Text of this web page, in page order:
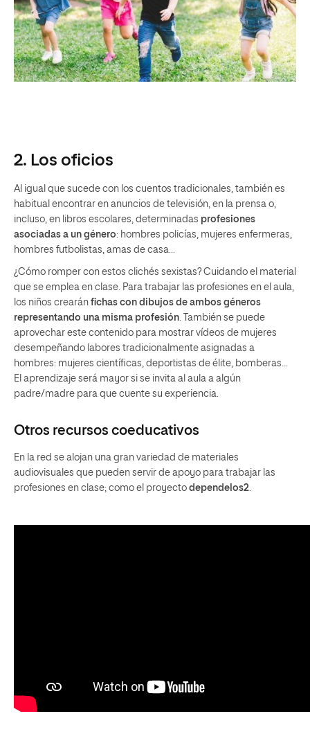
2. Los oficios
Al igual que sucede con los cuentos tradicionales, también es
habitual encontrar en anuncios de televisión, en la prensa o,
incluso, en libros escolares, determinadas profesiones
asociadas a un género: hombres policías, mujeres enfermeras,
hombres futbolistas, amas de casa…
¿Cómo romper con estos clichés sexistas? Cuidando el material
que se emplea en clase. Para trabajar las profesiones en el aula,
los niños crearán fichas con dibujos de ambos géneros
representando una misma profesión. También se puede
aprovechar este contenido para mostrar vídeos de mujeres
desempeñando labores tradicionalmente asignadas a
hombres: mujeres científicas, deportistas de élite, bomberas…
El aprendizaje será mayor si se invita al aula a algún
padre/madre para que cuente su experiencia.
Otros recursos coeducativos
En la red se alojan una gran variedad de materiales
audiovisuales que pueden servir de apoyo para trabajar las
profesiones en clase; como el proyecto dependelos2.